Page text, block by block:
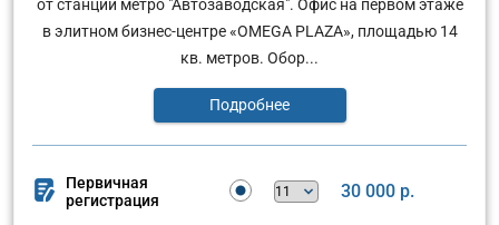
от станции метро "Автозаводская". Офис на первом этаже
в элитном бизнес-центре «OMEGA PLAZA», площадью 14
кв. метров. Обор...
Подробнее
Первичная
регистрация
30 000 р.